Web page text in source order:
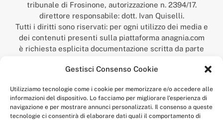
Gestisci Consenso Cookie
Utilizziamo tecnologie come i cookie per memorizzare e/o accedere alle
informazioni del dispositivo. Lo facciamo per migliorare l'esperienza di
navigazione e per mostrare annunci personalizzati. Il consenso a queste
tecnologie ci consentirà di elaborare dati quali il comportamento di
tribunale di Frosinone, autorizzazione n. 2394/17.
direttore responsabile: dott. Ivan Quiselli.
Tutti i diritti sono riservati: per ogni utilizzo dei media e
dei contenuti presenti sulla piattaforma anagnia.com
è richiesta esplicita documentazione scritta da parte
“Anagnia” è un marchio registrato presso l’Ufficio Italiano
Economico,
num. registrazione: 302017000014044 del 9 febbraio 2017.
Per contatti:redazione@anagnia.com